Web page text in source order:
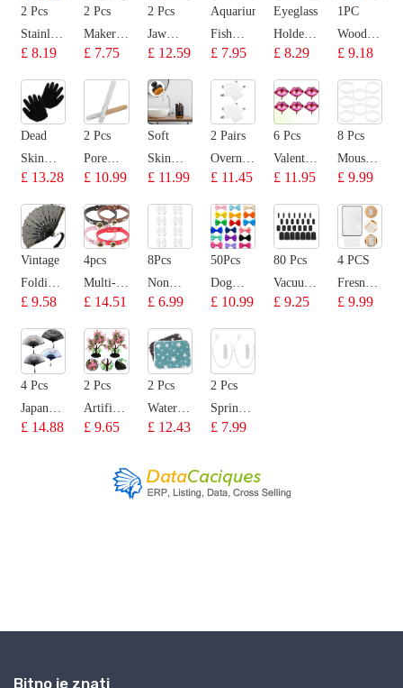
Bitno je znati